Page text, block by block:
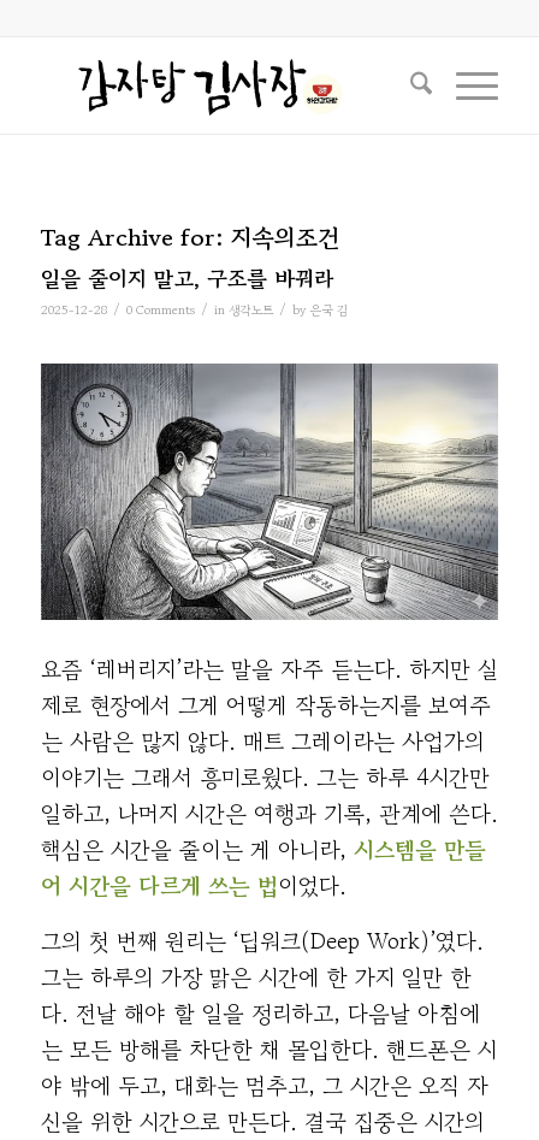
Tag Archive for: 지속의조건
일을 줄이지 말고, 구조를 바꿔라
2025-12-28 / 0 Comments / in 생각노트 / by 은국 김
요즘 ‘레버리지’라는 말을 자주 듣는다. 하지만 실
제로 현장에서 그게 어떻게 작동하는지를 보여주
는 사람은 많지 않다. 매트 그레이라는 사업가의
이야기는 그래서 흥미로웠다. 그는 하루 4시간만
일하고, 나머지 시간은 여행과 기록, 관계에 쓴다.
핵심은 시간을 줄이는 게 아니라, 시스템을 만들
어 시간을 다르게 쓰는 법이었다.
그의 첫 번째 원리는 ‘딥워크(Deep Work)’였다.
그는 하루의 가장 맑은 시간에 한 가지 일만 한
다. 전날 해야 할 일을 정리하고, 다음날 아침에
는 모든 방해를 차단한 채 몰입한다. 핸드폰은 시
야 밖에 두고, 대화는 멈추고, 그 시간은 오직 자
신을 위한 시간으로 만든다. 결국 집중은 시간의